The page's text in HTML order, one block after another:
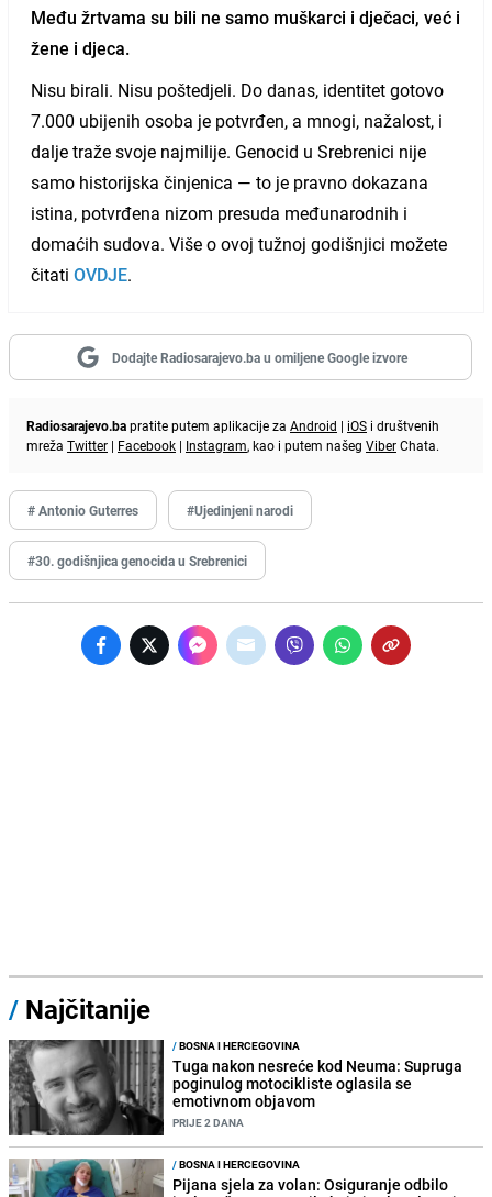
Među žrtvama su bili ne samo muškarci i dječaci, već i
žene i djeca.
Nisu birali. Nisu poštedjeli. Do danas, identitet gotovo
7.000 ubijenih osoba je potvrđen, a mnogi, nažalost, i
dalje traže svoje najmilije. Genocid u Srebrenici nije
samo historijska činjenica — to je pravno dokazana
istina, potvrđena nizom presuda međunarodnih i
domaćih sudova. Više o ovoj tužnoj godišnjici možete
čitati OVDJE.
Dodajte Radiosarajevo.ba u omiljene Google izvore
Radiosarajevo.bapratite putem aplikacije za Android | iOS i društvenih
mreža Twitter | Facebook | Instagram, kao i putem našeg ViberChata.
# Antonio Guterres #Ujedinjeni narodi
#30. godišnjica genocida u Srebrenici
/ Najčitanije
/BOSNA I HERCEGOVINA
Tuga nakon nesreće kod Neuma: Supruga
poginulog motocikliste oglasila se
emotivnom objavom
PRIJE 2 DANA
/BOSNA I HERCEGOVINA
Pijana sjela za volan: Osiguranje odbilo